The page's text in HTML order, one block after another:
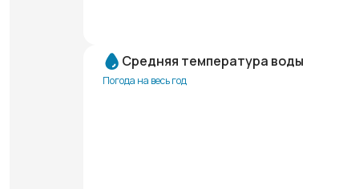
Средняя температура воды
Погода на весь год